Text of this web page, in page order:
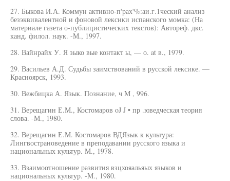
27. Быкова И.А. Коммун активно-п'рах'%:аи.г.1ческий анализ
безэквивалентной и фоновой лексики испанского момка: (На
материале газета о-публицистических текстов): Автореф. дкс.
канд. филол. наук. -М., 1997.
28. Вайнрайх У. Я зыко вые контакт ы, — о. at в., 1979.
29. Васильев А.Д. Судьбы заимствований в русской лексике. —
Красноярск, 1993.
30. Вежбицка А. Язык. Познание, ч М , 996.
31. Верещагин Е.М., Костомаров oJ J • пр .юведческая теория
слова. -М., 1980.
32. Верещагин Е.М. Костомаров ВДЯзык к культура:
Лингвострановедение в преподавании русского языка и
национальных культур. М., 1978.
33. Взаимоотношение развития взцхояальяых языков и
национальных культур. -М., 1980.